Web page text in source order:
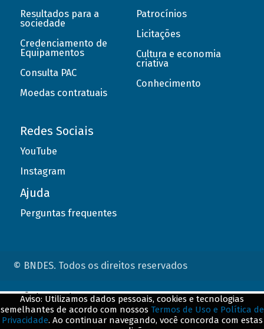
Resultados para a
sociedade
Credenciamento de
Equipamentos
Consulta PAC
Moedas contratuais
Patrocínios
Licitações
Cultura e economia
criativa
Conhecimento
Redes Sociais
YouTube
Instagram
Ajuda
Perguntas frequentes
© BNDES. Todos os direitos reservados
Aviso: Utilizamos dados pessoais, cookies e tecnologias
semelhantes de acordo com nossos Termos de Uso e Política de
Privacidade. Ao continuar navegando, você concorda com estas
ConteÃºdo complementar
${title}${badge}